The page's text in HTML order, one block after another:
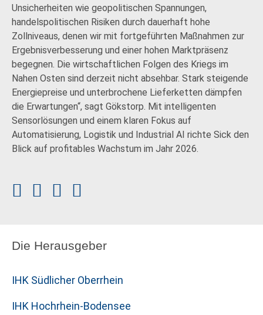
Unsicherheiten wie geopolitischen Spannungen,
handelspolitischen Risiken durch dauerhaft hohe
Zollniveaus, denen wir mit fortgeführten Maßnahmen zur
Ergebnisverbesserung und einer hohen Marktpräsenz
begegnen. Die wirtschaftlichen Folgen des Kriegs im
Nahen Osten sind derzeit nicht absehbar. Stark steigende
Energiepreise und unterbrochene Lieferketten dämpfen
die Erwartungen“, sagt Gökstorp. Mit intelligenten
Sensorlösungen und einem klaren Fokus auf
Automatisierung, Logistik und Industrial AI richte Sick den
Blick auf profitables Wachstum im Jahr 2026.
Die Herausgeber
IHK Südlicher Oberrhein
IHK Hochrhein-Bodensee